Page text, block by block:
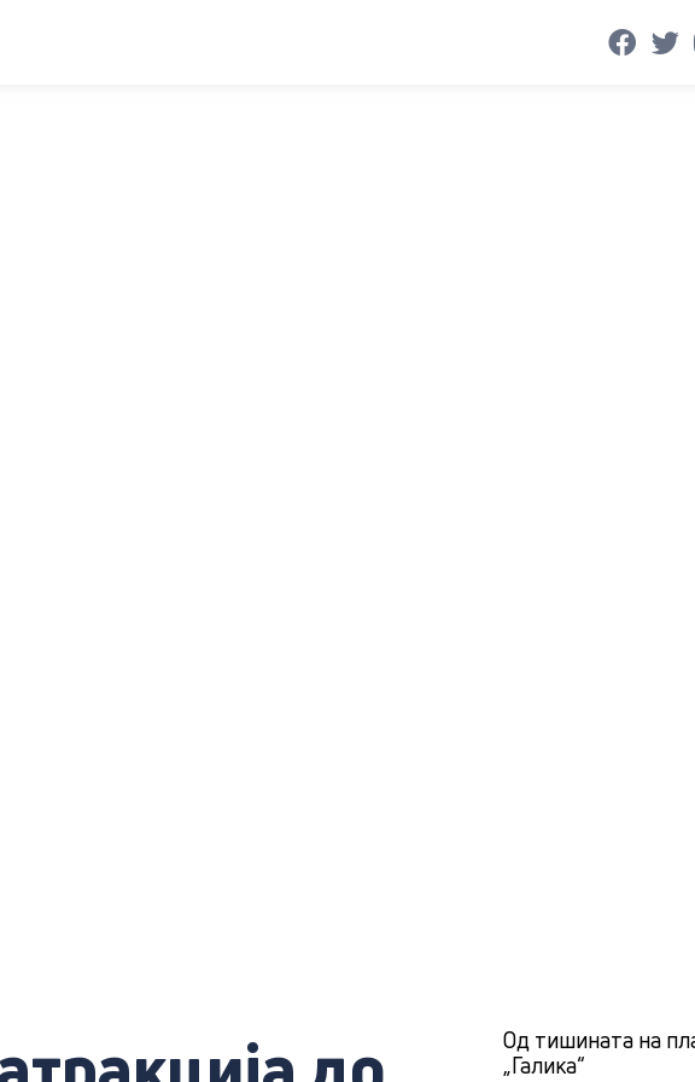
Од тишината на
„Галика“